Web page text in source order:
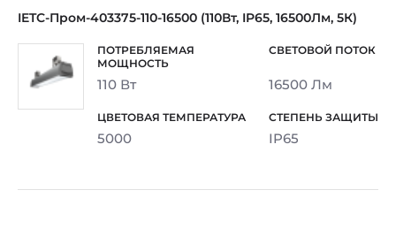
IETC-Пром-403375-110-16500 (110Вт, IP65, 16500Лм, 5К)
110 Вт 16500 Лм
5000 IP65